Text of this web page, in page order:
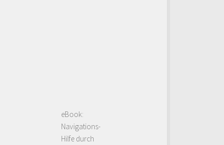
eBook:
Navigations-
Hilfe durch